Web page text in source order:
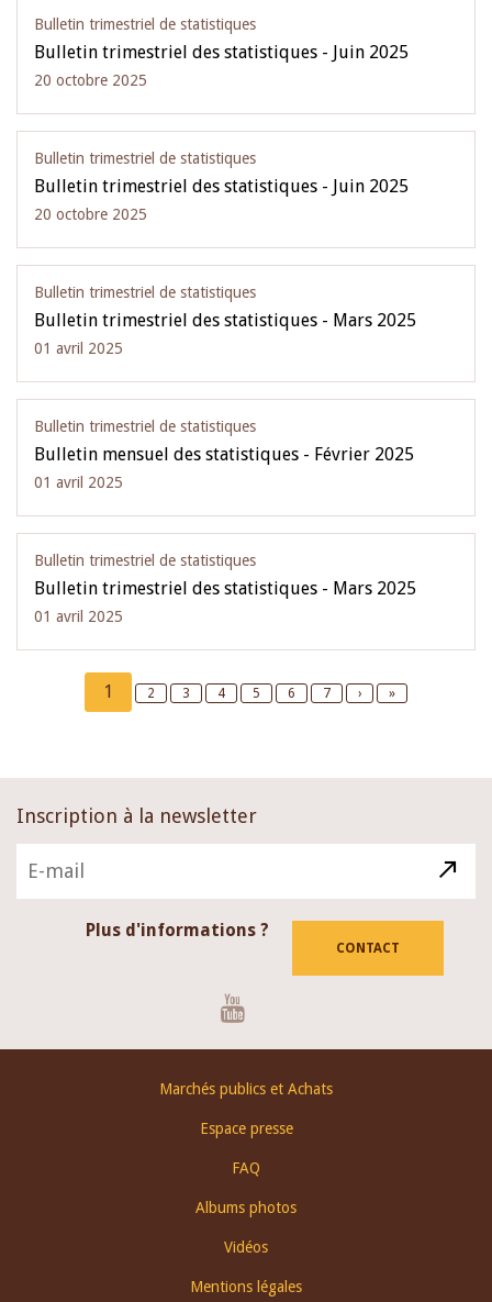
Bulletin trimestriel de statistiques
Bulletin trimestriel des statistiques - Juin 2025
20 octobre 2025
Bulletin trimestriel de statistiques
Bulletin trimestriel des statistiques - Juin 2025
20 octobre 2025
Bulletin trimestriel de statistiques
Bulletin trimestriel des statistiques - Mars 2025
01 avril 2025
Bulletin trimestriel de statistiques
Bulletin mensuel des statistiques - Février 2025
01 avril 2025
Bulletin trimestriel de statistiques
Bulletin trimestriel des statistiques - Mars 2025
01 avril 2025
Current
page
1 Page
2 Page
3 Page
4 Page
5 Page
6 Page
7
Next
›
Last
»
Inscription à la newsletter
Plus d'informations ?
CONTACT
Marchés publics et Achats
Espace presse
FAQ
Albums photos
Vidéos
Mentions légales